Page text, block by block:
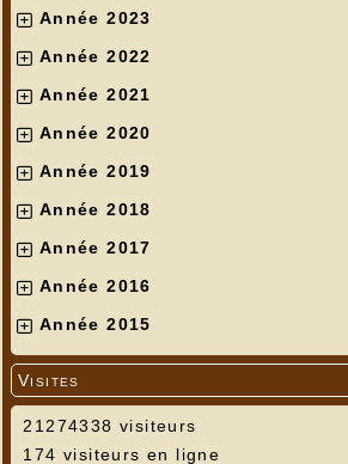
Année 2023
Année 2022
Année 2021
Année 2020
Année 2019
Année 2018
Année 2017
Année 2016
Année 2015
Visites
21274338 visiteurs
174 visiteurs en ligne